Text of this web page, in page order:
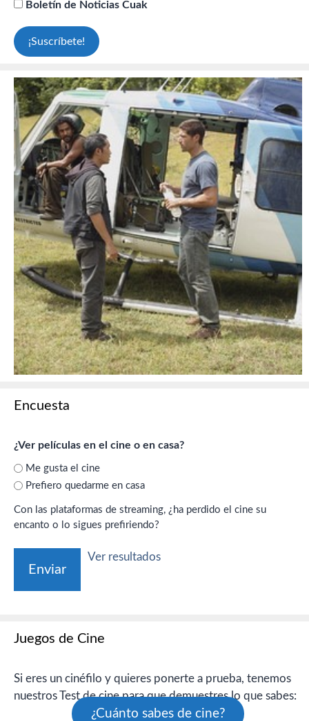
Boletín de Noticias Cuak
Encuesta
¿Ver películas en el cine o en casa?
Me gusta el cine
Prefiero quedarme en casa
Con las plataformas de streaming, ¿ha perdido el cine su
encanto o lo sigues prefiriendo?
Ver resultados
Juegos de Cine
Si eres un cinéfilo y quieres ponerte a prueba, tenemos
nuestros Test de cine para que demuestres lo que sabes:
¿Cuánto sabes de cine?